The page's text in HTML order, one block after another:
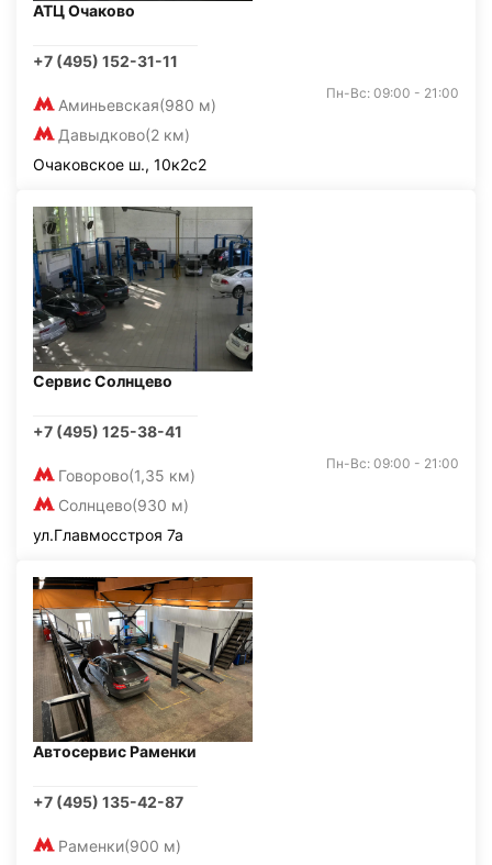
АТЦ Очаково
+7 (495) 152-31-11
Аминьевская(980 м)
Давыдково(2 км)
Пн-Вс: 09:00 - 21:00
Очаковское ш., 10к2с2
Сервис Солнцево
+7 (495) 125-38-41
Говорово(1,35 км)
Солнцево(930 м)
Пн-Вс: 09:00 - 21:00
ул.Главмосстроя 7а
Автосервис Раменки
+7 (495) 135-42-87
Раменки(900 м)